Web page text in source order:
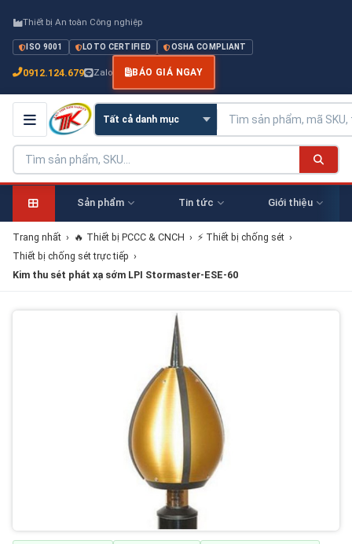
Thiết bị An toàn Công nghiệp
ISO 9001 LOTO CERTIFIED OSHA COMPLIANT
0912.124.679 Zalo BÁO GIÁ NGAY
Sản phẩm Tin tức Giới thiệu
Trang nhất › 🔥 Thiết bị PCCC & CNCH › ⚡ Thiết bị chống sét ›
Thiết bị chống sét trực tiếp ›
Kim thu sét phát xạ sớm LPI Stormaster-ESE-60